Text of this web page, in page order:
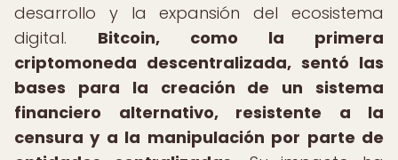
desarrollo y la expansión del ecosistema
digital. Bitcoin, como la primera
criptomoneda descentralizada, sentó las
bases para la creación de un sistema
financiero alternativo, resistente a la
censura y a la manipulación por parte de